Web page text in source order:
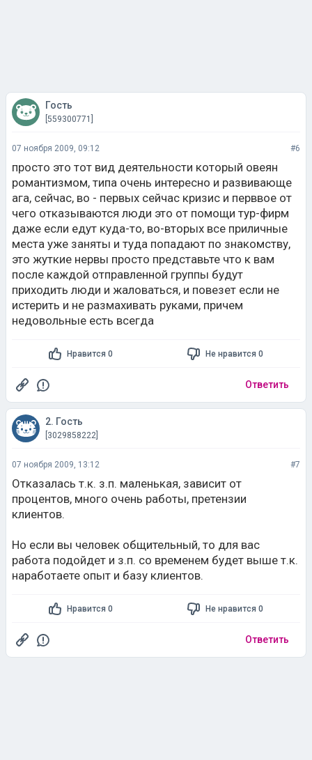
Гость
[559300771]
07 ноября 2009, 09:12 #6
просто это тот вид деятельности который овеян
романтизмом, типа очень интересно и развивающе
ага, сейчас, во - первых сейчас кризис и перввое от
чего отказываются люди это от помощи тур-фирм
даже если едут куда-то, во-вторых все приличные
места уже заняты и туда попадают по знакомству,
это жуткие нервы просто представьте что к вам
после каждой отправленной группы будут
приходить люди и жаловаться, и повезет если не
истерить и не размахивать руками, причем
недовольные есть всегда
Нравится 0 Не нравится 0
Ответить
2. Гость
[3029858222]
07 ноября 2009, 13:12 #7
Отказалась т.к. з.п. маленькая, зависит от
процентов, много очень работы, претензии
клиентов.
Но если вы человек общительный, то для вас
работа подойдет и з.п. со временем будет выше т.к.
наработаете опыт и базу клиентов.
Нравится 0 Не нравится 0
Ответить